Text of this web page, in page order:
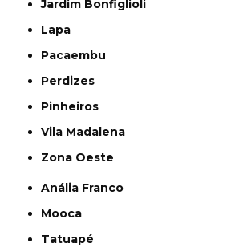
Jardim Bonfiglioli
Lapa
Pacaembu
Perdizes
Pinheiros
Vila Madalena
Zona Oeste
Anália Franco
Mooca
Tatuapé